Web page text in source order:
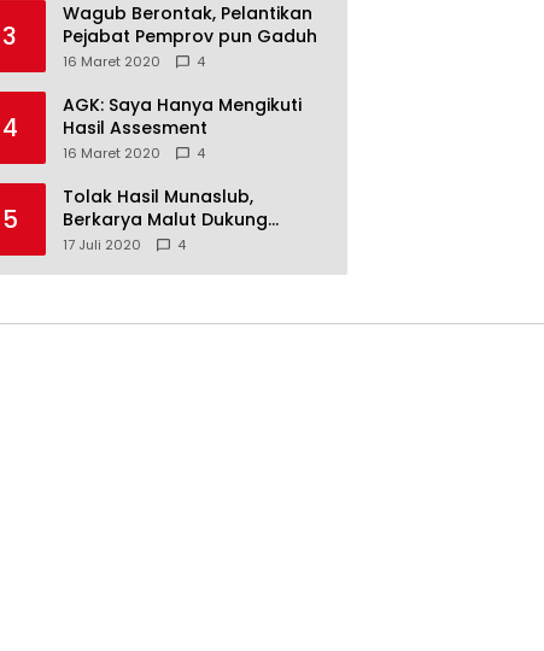
3
Wagub Berontak, Pelantikan
Pejabat Pemprov pun Gaduh
16 Maret 2020 4
4
AGK: Saya Hanya Mengikuti
Hasil Assesment
16 Maret 2020 4
5
Tolak Hasil Munaslub,
Berkarya Malut Dukung
Tommy Soeharto
17 Juli 2020 4